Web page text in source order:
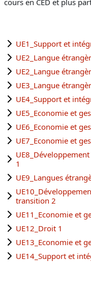
UE1_Support et
UE2_Langue
UE2_Langue
UE3_Langue
UE4_Support et
UE5_Economie et
UE6_Economie et
UE7_Economie et
1
UE9_Langues
transition 2
UE11_Economie et
UE12_Droit 1
UE13_Economie et
UE14_Support et